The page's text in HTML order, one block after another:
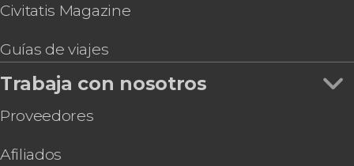
Civitatis Magazine
Guías de viajes
Trabaja con nosotros
Proveedores
Afiliados